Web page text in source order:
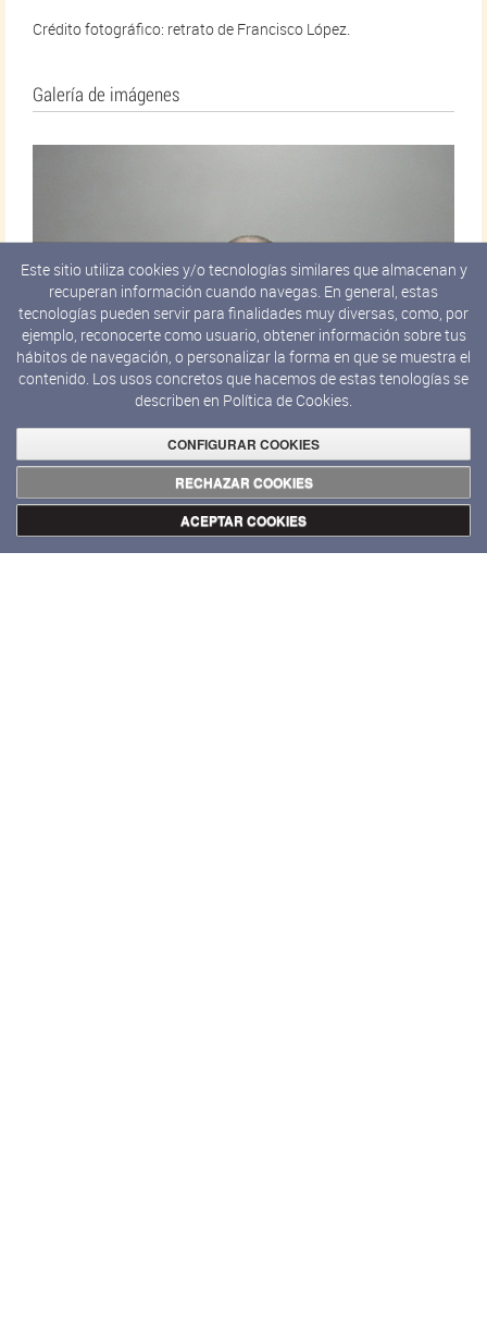
Crédito fotográfico: retrato de Francisco López.
Galería de imágenes
Este sitio utiliza cookies y/o tecnologías similares que almacenan y
recuperan información cuando navegas. En general, estas
tecnologías pueden servir para finalidades muy diversas, como, por
ejemplo, reconocerte como usuario, obtener información sobre tus
hábitos de navegación, o personalizar la forma en que se muestra el
contenido. Los usos concretos que hacemos de estas tenologías se
describen en Política de Cookies.
CONFIGURAR COOKIES
RECHAZAR COOKIES
ACEPTAR COOKIES